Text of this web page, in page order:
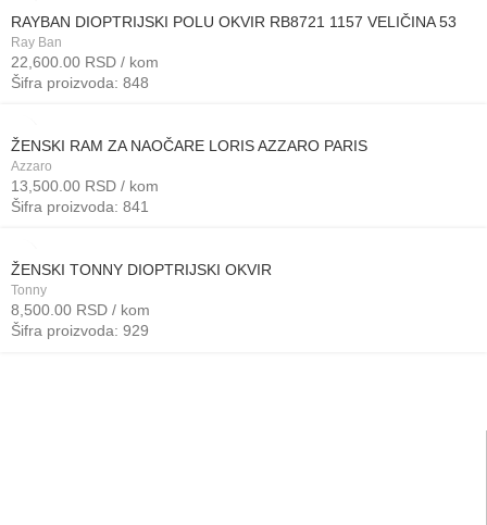
RAYBAN DIOPTRIJSKI POLU OKVIR RB8721 1157 VELIČINA 53
Ray Ban
22,600.00 RSD / kom
Šifra proizvoda: 848
ŽENSKI RAM ZA NAOČARE LORIS AZZARO PARIS
Azzaro
13,500.00 RSD / kom
Šifra proizvoda: 841
ŽENSKI TONNY DIOPTRIJSKI OKVIR
Tonny
8,500.00 RSD / kom
Šifra proizvoda: 929